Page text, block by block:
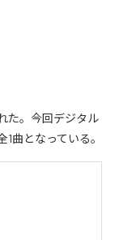
た。今回デジタル
1曲となっている。